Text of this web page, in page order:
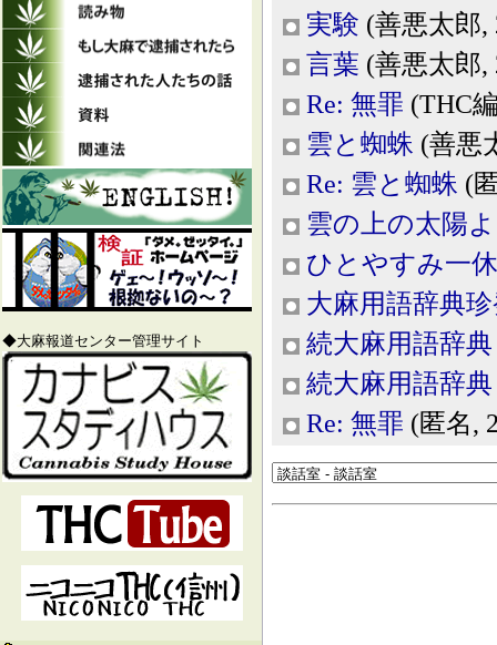
◆大麻報道センター管理サイト
実験 (善悪太郎,
言葉 (善悪太郎,
Re: 無罪 (THC
雲と蜘蛛 (善悪
Re: 雲と蜘蛛 (
雲の上の太陽
ひとやすみ一
大麻用語辞典
続大麻用語辞典
続大麻用語辞
Re: 無罪 (匿名,